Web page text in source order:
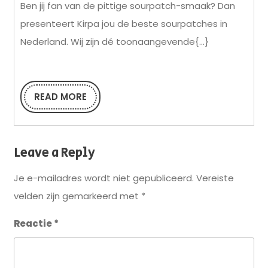
bij
Ben jij fan van de pittige sourpatch-smaak? Dan
presenteert Kirpa jou de beste sourpatches in
Nederland. Wij zijn dé toonaangevende{...}
READ MORE
READ
MORE
Leave a Reply
Je e-mailadres wordt niet gepubliceerd. Vereiste
velden zijn gemarkeerd met *
Reactie*